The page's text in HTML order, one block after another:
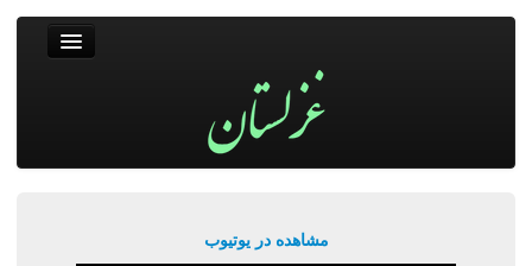
مشاهده در یوتیوب